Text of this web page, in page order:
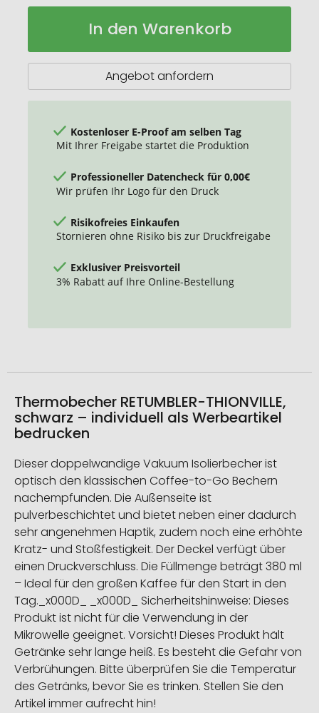
Thermobecher
Auf
In den Warenkorb
Angebot anfordern
Kostenloser E-Proof am selben Tag
Mit Ihrer Freigabe startet die Produktion
Professioneller Datencheck für 0,00€
Wir prüfen Ihr Logo für den Druck
Risikofreies Einkaufen
Stornieren ohne Risiko bis zur Druckfreigabe
Exklusiver Preisvorteil
3% Rabatt auf Ihre Online-Bestellung
Thermobecher RETUMBLER-THIONVILLE,
schwarz – individuell als Werbeartikel
bedrucken
Dieser doppelwandige Vakuum Isolierbecher ist
optisch den klassischen Coffee-to-Go Bechern
nachempfunden. Die Außenseite ist
pulverbeschichtet und bietet neben einer dadurch
sehr angenehmen Haptik, zudem noch eine erhöhte
Kratz- und Stoßfestigkeit. Der Deckel verfügt über
einen Druckverschluss. Die Füllmenge beträgt 380 ml
– Ideal für den großen Kaffee für den Start in den
Tag._x000D_ _x000D_ Sicherheitshinweise: Dieses
Produkt ist nicht für die Verwendung in der
Mikrowelle geeignet. Vorsicht! Dieses Produkt hält
Getränke sehr lange heiß. Es besteht die Gefahr von
Verbrühungen. Bitte überprüfen Sie die Temperatur
des Getränks, bevor Sie es trinken. Stellen Sie den
Artikel immer aufrecht hin!